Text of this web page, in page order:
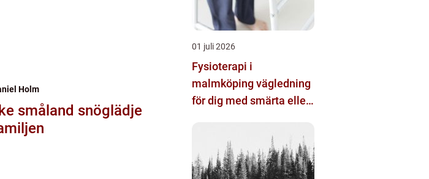
Holm
snöglädje
01 juli 2026
Fysioterapi i
malmköping vägledning
för dig med smärta eller